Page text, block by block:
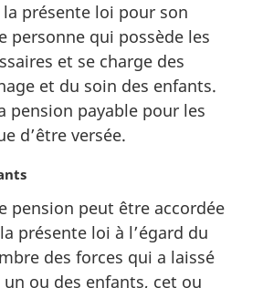
présente loi pour son
personne qui possède les
et se charge des
et du soin des enfants.
pension payable pour les
d’être versée.
pension peut être accordée
présente loi à l’égard du
des forces qui a laissé
ou des enfants, cet ou